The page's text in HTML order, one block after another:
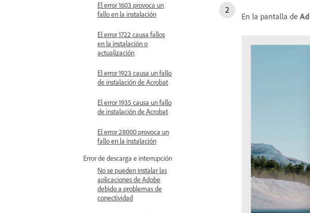
El error 1603 provoca un
fallo en la instalación
El error 1722 causa fallos
en la instalación o
actualización
El error 1923 causa un fallo
de instalación de Acrobat
El error 1935 causa un fallo
de instalación de Acrobat
El error 28000 provoca un
fallo en la instalación
Error de descarga e interrupción
No se pueden instalar las
aplicaciones de Adobe
debido a problemas de
conectividad
En la pantalla de